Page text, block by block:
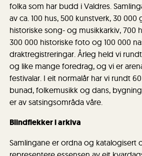
folka som har budd i Valdres.
av ca. 100 hus, 500 kunstverk, 30 000
historiske song- og musikkarkiv, 700
300 000 historiske foto og 100 000
draktregistreringar. Årleg held vi
og like mange foredrag, og vi er
festivalar. I eit normalår har vi rundt
bunad, folkemusikk og dans,
er av satsingsområda våre.
Blindflekker i arkiva
Samlingane er ordna og katalogisert